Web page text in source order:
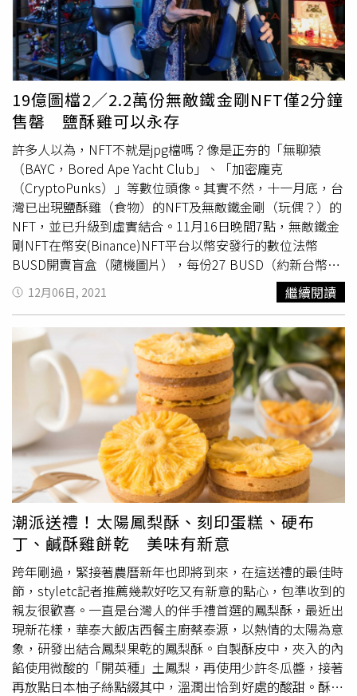
提供專人調酒服務，為貴賓們帶來多樣且充滿綠意的休憩體
驗。而The INFINITY貴賓室以閃爍星光和璀璨的天空樹為特
色，打造出深具未來感的時尚空間。此外，貴賓室提供友善
環境，包括無障礙盥洗室、親子盥洗室及育嬰室，滿足不同
旅客的需求。The STAR貴賓室則以溫馨明亮的氣氛為特
色，及多元的桌椅設置使旅客能隨時放鬆疲憊的身體和心
靈。無論是The Garden的庭園綠意、The INFINITY的未來
感時尚、The STAR的溫馨明亮，或是The CLUB的簡約露天
風格，皆散發著舒適和放鬆的氛圍（圖／長榮航空提供）。
最後，The Club貴賓室以簡約露天風格獨樹一格，旅客在此
可以一邊享受晨光，一邊感受機場自由的空氣，細細品味旅
行的意義。除此之外，每處貴賓室皆有淋浴設備的設置，並
搭配知名品牌歐舒丹淋浴用品，提供旅客在啟程前清新享
受。特別的是，與「泰香」合作的「長榮迎賓香」，為整個
貴賓室增色不少，讓每位旅客一進入都能沉浸在極致的嗅覺
饗宴中。期待著未來的旅程，在長榮航空的陪伴下，品味更
多美好時刻。桃園機場的各大貴賓室，不僅提供了尊貴的服
務，更在環境設計上別出心裁。從木門的巧思到台灣風情的
呈現，每個細節都展現了對旅客舒適體驗的用心。無論是透
過的私人空間、獨特的空間設計，還是展現臺灣特有文化風
格，都為旅客提供了獨一無二的放鬆時光，讓啟程前的等待
成為一段美好的體驗。
瞬間征服大人與小孩的味蕾。「Tartufi Jimmy松露義大利麵
醬」原味適合搭配牛小排與歐姆炒蛋料理。原味的松露產地
來自義大利綠色心臟的翁布里亞Umbria，並以義國廚師黃
金3%夏季松露比例調和，主餐建議可搭配大理石紋路的牛
小排，於平底鍋加入奶油香煎3至4分鐘，並靜置均勻受熱
後，便能感受粉嫩肉汁搭配松露佐醬的迷人香氣，松露的蕈
菇風味也能襯托牛肉鮮甜；亦可將松露醬點綴於歐姆炒蛋
上，提升美味層次與異國感。知名小吃師園鹽酥雞與松露醬
創意結合，碰撞出新火花。另外還與 師園鹽酥雞創意聯手，
在活動期間點購經典炸雞雙人套餐，即可加99元升級「插佛
吉米 松露醬套餐」，附上Tartufi Jimmy松露黑白雙鑽各
30g，將台式經典結合義式奢華，其中，可將蔬菜、蛋類、
豆類搭配松露醬起司口味，肉類及海鮮類搭佐松露醬原味，
碰撞出更多味蕾火花。
19億圖檔2／2.2萬份無敵鐵金剛NFT僅2分鐘
售罄 鹽酥雞可以永存
許多人以為，NFT不就是jpg檔嗎？像是正夯的「無聊猿
（BAYC，Bored Ape Yacht Club」、「加密龐克
（CryptoPunks）」等數位頭像。其實不然，十一月底，台
灣已出現鹽酥雞（食物）的NFT及無敵鐵金剛（玩偶？）的
NFT，並已升級到虛實結合。11月16日晚間7點，無敵鐵金
剛NFT在幣安(Binance)NFT平台以幣安發行的數位法幣
BUSD開賣盲盒（隨機圖片），每份27 BUSD（約新台幣
756元），2萬2千份在2分鐘內全部售完，看到銷售成績
後，諾利嘉創辦人暨董事長織田紀香（陳禾穎）直言「終於
可以好好睡覺」。開賣前夕，CTWANT記者前往位在內湖的
諾利嘉，當時身著OL套裝的織田紀香（陳禾穎）坦言，
「在決定要將日本ACG（Anime（動畫）、Comics（漫
畫）、Games（電玩））轉為NFT後，已經跟日本多個授權
方談過，但畢竟沒有人嘗試過把ACG的IP（智慧財產權）轉
成NFT，並搭配實體收藏品販賣，也沒有授權方想讓自己的
作品成為第1個失敗的案例，降低品牌力。」已經誕生近50
年的無敵鐵金剛（Majingā Zetto），絕對是許多老男孩的兒
時記憶，其作者為日本漫畫大師永井豪。取得授權發行NFT
的關鍵人物就是曾任KKBOX副總經理的織田紀香，他同時
也是知名網路行銷講師。「永井豪老師的公司願意讓我們嘗
試，不能說他們必然了解NFT，但相較於其他授權方的保
守，他的態度就比較開放，因此我們也承受相當大的壓
力。」織田紀香此次選擇與全球最大的交易所幣安合作，預
先以推廣的方式推出限量100組55公分高的實體無敵鐵金剛
收藏品，並標註上各自的序號結合NFT證明其稀缺性，最後
在幣安NFT銷售22,000份NFT盲盒（隨機開出不同的NFT作
品）。「開始進行時，很多人都對這個項目不看好，我們也
以為NFT市場買家應該在18至25歲間，對於無敵鐵金剛不會
產生共鳴，但沒想到反應出奇的好，在幣安還沒開賣前100
12月06日, 2021 繼續閱讀
潮派送禮！太陽鳳梨酥、刻印蛋糕、硬布
丁、鹹酥雞餅乾 美味有新意
跨年剛過，緊接著農曆新年也即將到來，在這送禮的最佳時
節，styletc記者推薦幾款好吃又有新意的點心，包準收到的
親友很歡喜。一直是台灣人的伴手禮首選的鳳梨酥，最近出
現新花樣，華泰大飯店西餐主廚蔡泰源，以熱情的太陽為意
象，研發出結合鳳梨果乾的鳳梨酥。自製酥皮中，夾入的內
餡使用微酸的「開英種」土鳳梨，再使用少許冬瓜醬，接著
再放點日本柚子絲點綴其中，溫潤出恰到好處的酸甜。酥皮